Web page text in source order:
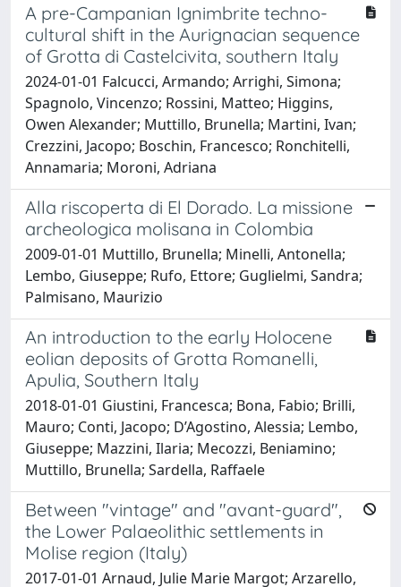
A pre-Campanian Ignimbrite techno-
cultural shift in the Aurignacian sequence
of Grotta di Castelcivita, southern Italy
2024-01-01 Falcucci, Armando; Arrighi, Simona;
Spagnolo, Vincenzo; Rossini, Matteo; Higgins,
Owen Alexander; Muttillo, Brunella; Martini, Ivan;
Crezzini, Jacopo; Boschin, Francesco; Ronchitelli,
Annamaria; Moroni, Adriana
Alla riscoperta di El Dorado. La missione
archeologica molisana in Colombia
2009-01-01 Muttillo, Brunella; Minelli, Antonella;
Lembo, Giuseppe; Rufo, Ettore; Guglielmi, Sandra;
Palmisano, Maurizio
An introduction to the early Holocene
eolian deposits of Grotta Romanelli,
Apulia, Southern Italy
2018-01-01 Giustini, Francesca; Bona, Fabio; Brilli,
Mauro; Conti, Jacopo; D’Agostino, Alessia; Lembo,
Giuseppe; Mazzini, Ilaria; Mecozzi, Beniamino;
Muttillo, Brunella; Sardella, Raffaele
Between "vintage" and "avant-guard",
the Lower Palaeolithic settlements in
Molise region (Italy)
2017-01-01 Arnaud, Julie Marie Margot; Arzarello,